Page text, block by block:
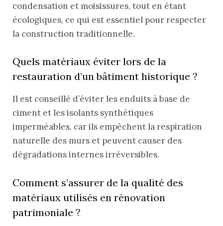
condensation et moisissures, tout en étant
écologiques, ce qui est essentiel pour respecter
la construction traditionnelle.
Quels matériaux éviter lors de la
restauration d’un bâtiment historique ?
Il est conseillé d’éviter les enduits à base de
ciment et les isolants synthétiques
imperméables, car ils empêchent la respiration
naturelle des murs et peuvent causer des
dégradations internes irréversibles.
Comment s’assurer de la qualité des
matériaux utilisés en rénovation
patrimoniale ?